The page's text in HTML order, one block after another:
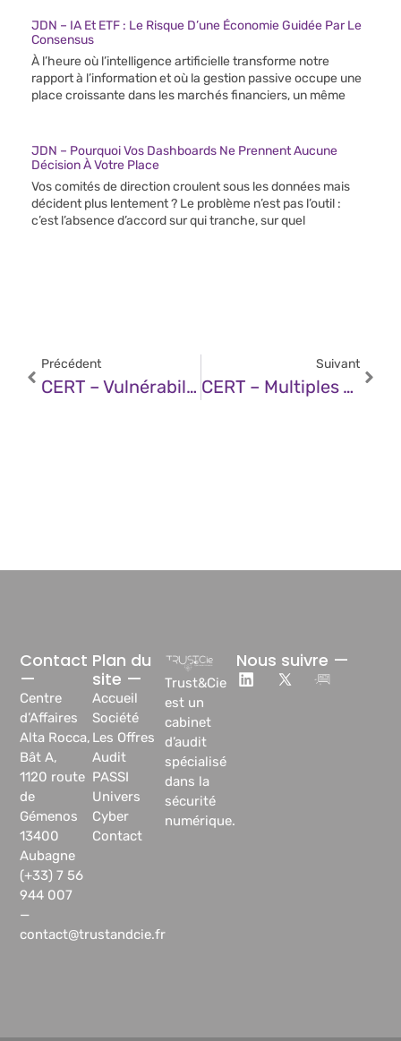
JDN – IA Et ETF : Le Risque D’une Économie Guidée Par Le
Consensus
À l’heure où l’intelligence artificielle transforme notre
rapport à l’information et où la gestion passive occupe une
place croissante dans les marchés financiers, un même
JDN – Pourquoi Vos Dashboards Ne Prennent Aucune
Décision À Votre Place
Vos comités de direction croulent sous les données mais
décident plus lentement ? Le problème n’est pas l’outil :
c’est l’absence d’accord sur qui tranche, sur quel
Précédent
CERT – Vulnérabilité Dans VMware Aria Automation Et Cloud Fondation (08 Janvier 2025)
Suivant
CERT – Multiples Vulnérabilités Dans Les Produits SonicWall (08 Janvier 2025)
Trust&Cie
est un
cabinet
d’audit
spécialisé
dans la
sécurité
numérique.
Plan du
site —
Accueil
Société
Les Offres
Audit
PASSI
Univers
Cyber
Contact
Contact
—
Centre
d’Affaires
Alta Rocca,
Bât A,
1120 route
de
Gémenos
13400
Aubagne
(+33) 7 56
944 007
—
contact@trustandcie.fr
Nous suivre —